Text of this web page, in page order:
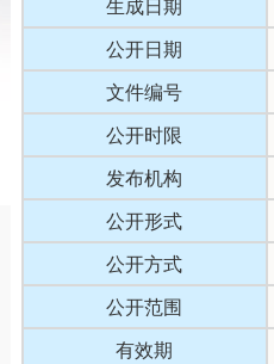
生成日期
公开日期
文件编号
公开时限
发布机构
公开形式
公开方式
公开范围
有效期